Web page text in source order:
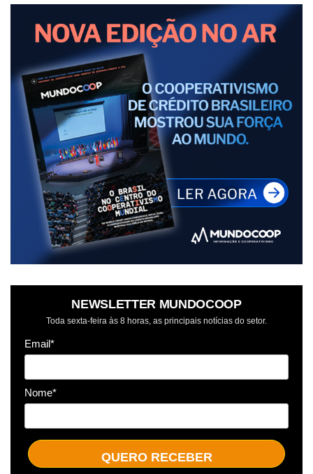
NEWSLETTER MUNDOCOOP
Toda sexta-feira às 8 horas, as principais notícias do setor.
Email*
Nome*
QUERO RECEBER